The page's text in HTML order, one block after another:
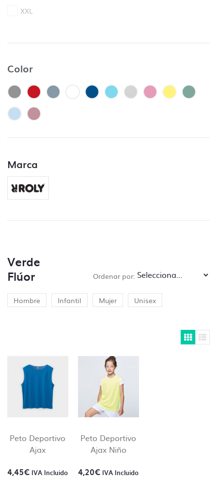
XXL
Color
Marca
Verde
Flúor
Ordenar por:
Hombre Infantil Mujer Unisex
Peto Deportivo
Ajax
4,45€ IVA Incluido
Peto Deportivo
Ajax Niño
4,20€ IVA Incluido
– Controlar que no falte ningún archivo y
– Control de los márgenes de seguridad.
– Control de la orientación.
¿Qué no incluye el control de archivos?
– Control de tipografías, todos los textos se
deben enviar trazados, de lo contrario se
pedirá al cliente que subsane el problema.
– Modificaciones del tipo,
Si necesitas ayuda para preparar tus
archivos ponte encontacto con nosotrosy